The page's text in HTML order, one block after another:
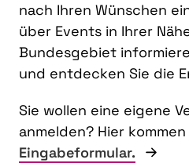
nach Ihren Wünschen
über Events in Ihrer
Bundesgebiet
und entdecken Sie die
Sie wollen eine eigene
anmelden? Hier kommen
Eingabeformular.